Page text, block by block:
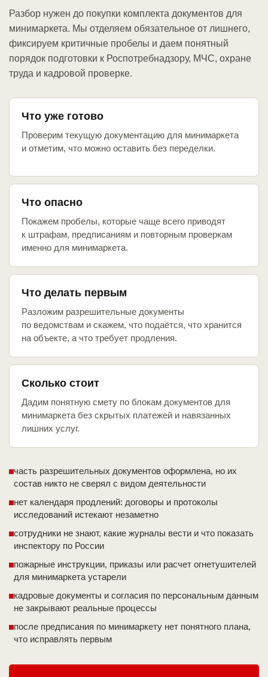
Разбор нужен до покупки комплекта документов для
минимаркета. Мы отделяем обязательное от лишнего,
фиксируем критичные пробелы и даем понятный
порядок подготовки к Роспотребнадзору, МЧС, охране
труда и кадровой проверке.
Что уже готово
Проверим текущую документацию для минимаркета
и отметим, что можно оставить без переделки.
Что опасно
Покажем пробелы, которые чаще всего приводят
к штрафам, предписаниям и повторным проверкам
именно для минимаркета.
Что делать первым
Разложим разрешительные документы
по ведомствам и скажем, что подаётся, что хранится
на объекте, а что требует продления.
Сколько стоит
Дадим понятную смету по блокам документов для
минимаркета без скрытых платежей и навязанных
лишних услуг.
часть разрешительных документов оформлена, но их
состав никто не сверял с видом деятельности
нет календаря продлений: договоры и протоколы
исследований истекают незаметно
сотрудники не знают, какие журналы вести и что показать
инспектору по России
пожарные инструкции, приказы или расчет огнетушителей
для минимаркета устарели
кадровые документы и согласия по персональным данным
не закрывают реальные процессы
после предписания по минимаркету нет понятного плана,
что исправлять первым